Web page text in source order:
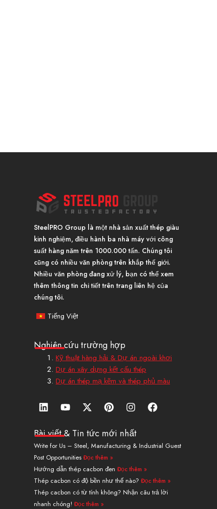
SteelPRO Group là một nhà sản xuất thép giàu
kinh nghiệm, điều hành ba nhà máy với công
suất hàng năm trên 1000.000 tấn. Chúng tôi
cũng có nhiều văn phòng trên khắp thế giới.
Nhiều văn phòng đang xử lý, bạn có thể xem
thêm thông tin chi tiết trên trang liên hệ của
chúng tôi.
Tiếng Việt
Nghiên cứu trường hợp
Kỹ thuật hàng hải & Dự án ngoài khơi
Dự án xây dựng kết cấu thép
Dự án thép mạ kẽm và thép phủ màu
L
i
k
e
d
i
n
Y
o
t
b
e
X
-
w
i
t
t
e
r
P
i
t
e
r
e
s
t
I
n
t
a
g
a
m
F
a
b
o
Bài viết & Tin tức mới nhất
Write for Us – Steel, Manufacturing & Industrial Guest
Post Opportunities Đọc thêm »
Hướng dẫn thép cacbon đen Đọc thêm »
Thép cacbon có độ bền như thế nào? Đọc thêm »
Thép cacbon có từ tính không? Nhận câu trả lời
nhanh chóng! Đọc thêm »